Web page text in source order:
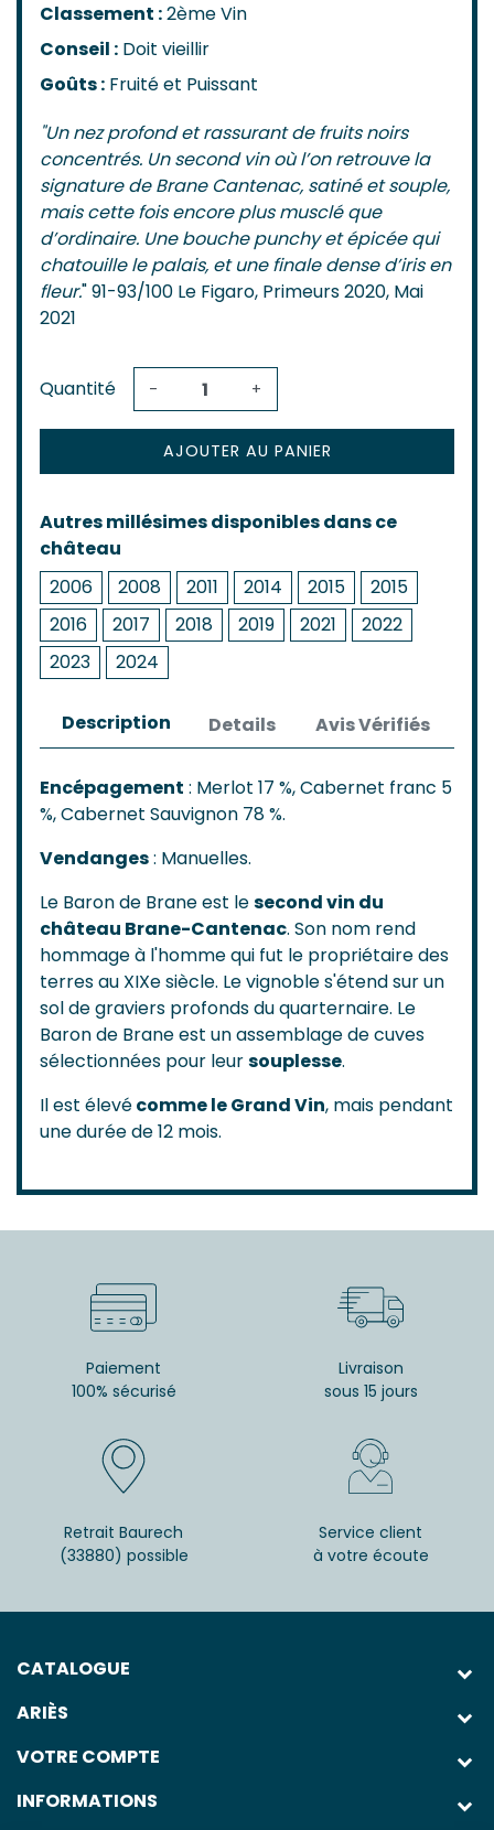
Classement :2ème Vin
Conseil : Doit vieillir
Goûts : Fruité et Puissant
"Un nez profond et rassurant de fruits noirs
concentrés. Un second vin où l’on retrouve la
signature de Brane Cantenac, satiné et souple,
mais cette fois encore plus musclé que
d’ordinaire. Une bouche punchy et épicée qui
chatouille le palais, et une finale dense d’iris en
fleur." 91-93/100 Le Figaro, Primeurs 2020, Mai
2021
Quantité - +
AJOUTER AU PANIER
Autres millésimes disponibles dans ce
château
2006
2008 2011 2014 2015
2015
2016
2017 2018 2019 2021
2022
2023
2024
Description Details Avis Vérifiés
Encépagement : Merlot 17 %, Cabernet franc 5
%, Cabernet Sauvignon 78 %.
Vendanges: Manuelles.
Le Baron de Brane est lesecond vin du
château Brane-Cantenac. Son nom rend
hommage à l'homme qui fut le propriétaire des
terres au XIXe siècle. Le vignoble s'étend sur un
sol de graviers profonds du quarternaire. Le
Baron de Brane est un assemblage de cuves
sélectionnées pour leursouplesse.
Il est élevécomme le Grand Vin, mais pendant
une durée de 12 mois.
Paiement
100% sécurisé
Livraison
sous 15 jours
Retrait Baurech
(33880) possible
Service client
à votre écoute
CATALOGUE
ARIÈS
VOTRE COMPTE
INFORMATIONS